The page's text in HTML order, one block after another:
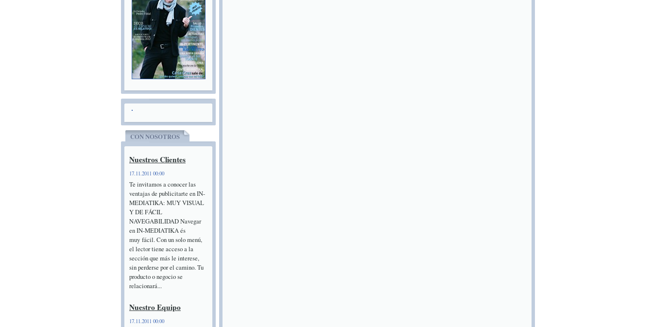
CON NOSOTROS
Nuestros Clientes
17.11.2011 00:00
Te invitamos a conocer las
ventajas de publicitarte en IN-
MEDIATIKA: MUY VISUAL
Y DE FÁCIL
NAVEGABILIDAD Navegar
en IN-MEDIATIKA és
muy fácil. Con un solo menú,
el lector tiene acceso a la
sección que más le interese,
sin perderse por el camino. Tu
producto o negocio se
relacionará...
Nuestro Equipo
17.11.2011 00:00